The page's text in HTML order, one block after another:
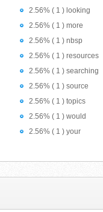
2.56% ( 1 ) looking
2.56% ( 1 ) more
2.56% ( 1 ) nbsp
2.56% ( 1 ) resources
2.56% ( 1 ) searching
2.56% ( 1 ) source
2.56% ( 1 ) topics
2.56% ( 1 ) would
2.56% ( 1 ) your